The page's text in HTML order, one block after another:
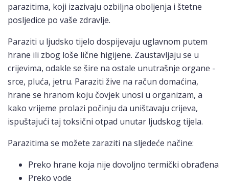
parazitima, koji izazivaju ozbiljna oboljenja i štetne
posljedice po vaše zdravlje.
Paraziti u ljudsko tijelo dospijevaju uglavnom putem
hrane ili zbog loše lične higijene. Zaustavljaju se u
crijevima, odakle se šire na ostale unutrašnje organe -
srce, pluća, jetru. Paraziti žive na račun domaćina,
hrane se hranom koju čovjek unosi u organizam, a
kako vrijeme prolazi počinju da uništavaju crijeva,
ispuštajući taj toksični otpad unutar ljudskog tijela.
Parazitima se možete zaraziti na sljedeće načine:
Preko hrane koja nije dovoljno termički obrađena
Preko vode